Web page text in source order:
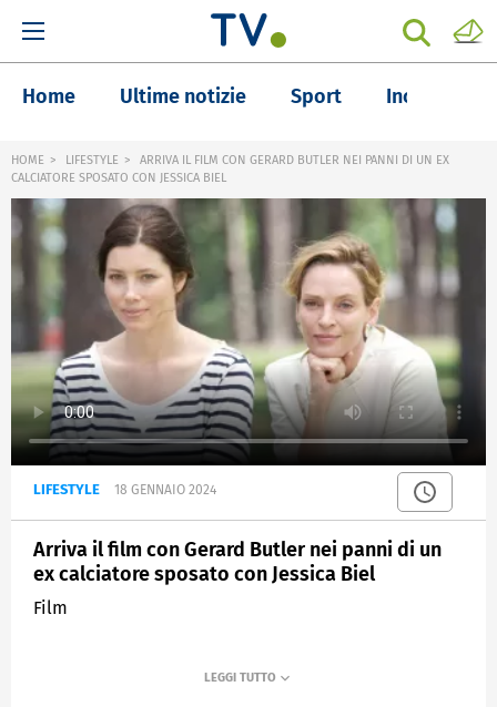
Home Ultime notizie Sport Inchieste
HOME LIFESTYLE
ARRIVA IL FILM CON GERARD BUTLER NEI PANNI DI UN EX
CALCIATORE SPOSATO CON JESSICA BIEL
LIFESTYLE 18 GENNAIO 2024
Arriva il film con Gerard Butler nei panni di un
ex calciatore sposato con Jessica Biel
Film